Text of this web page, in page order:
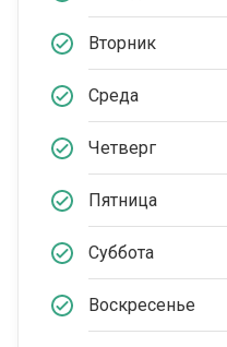
Вторник
Среда
Четверг
Пятница
Суббота
Воскресенье